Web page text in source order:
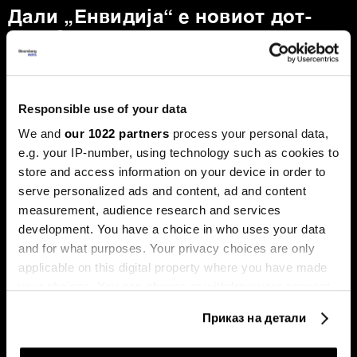
Responsible use of your data
We and our 1022 partners process your personal data,
e.g. your IP-number, using technology such as cookies to
store and access information on your device in order to
serve personalized ads and content, ad and content
measurement, audience research and services
development. You have a choice in who uses your data
and for what purposes. Your privacy choices are only
applicable on this digital property where you have made
Приказ на детали
Дали „Енвидија“ е новиот дот-
ком балон, каде оди златото и
што планира Фед
границата на пазарна капитализација од пет билиони
златото, по рекордните височини, доживеа остра
корекција.
Судот го запре отпуштањето